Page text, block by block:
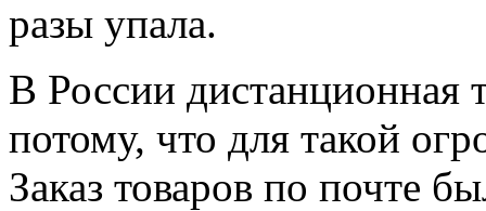
разы упала.
В России дистанционная
потому, что для такой
Заказ товаров по почте